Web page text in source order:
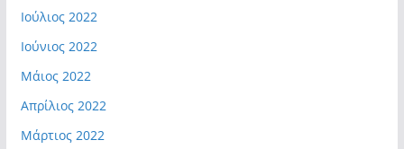
Ιούλιος 2022
Ιούνιος 2022
Μάιος 2022
Απρίλιος 2022
Μάρτιος 2022